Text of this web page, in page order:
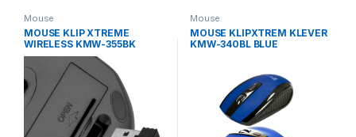
Mouse
MOUSE KLIP XTREME
WIRELESS KMW-355BK
Mouse
MOUSE KLIPXTREM KLEVER
KMW-340BL BLUE